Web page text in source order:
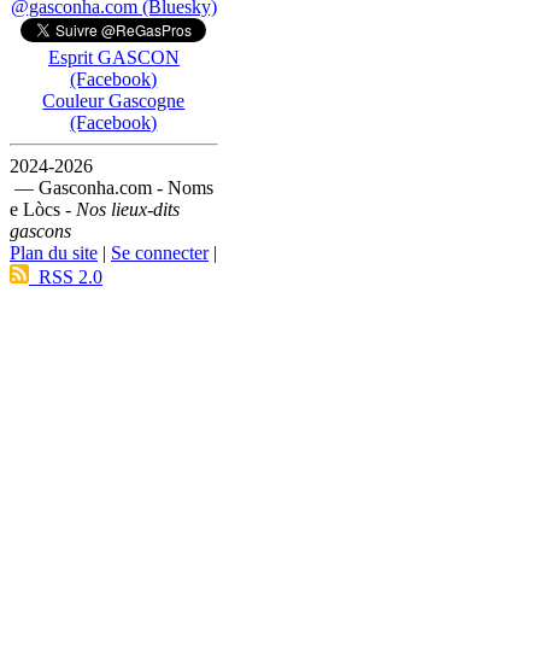
@gasconha.com (Bluesky)
Esprit GASCON
(Facebook)
Couleur Gascogne
(Facebook)
2024-2026
— Gasconha.com - Noms
e Lòcs - Nos lieux-dits
gascons
Plan du site | Se connecter|
RSS 2.0